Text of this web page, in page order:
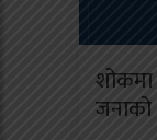
शोकमा